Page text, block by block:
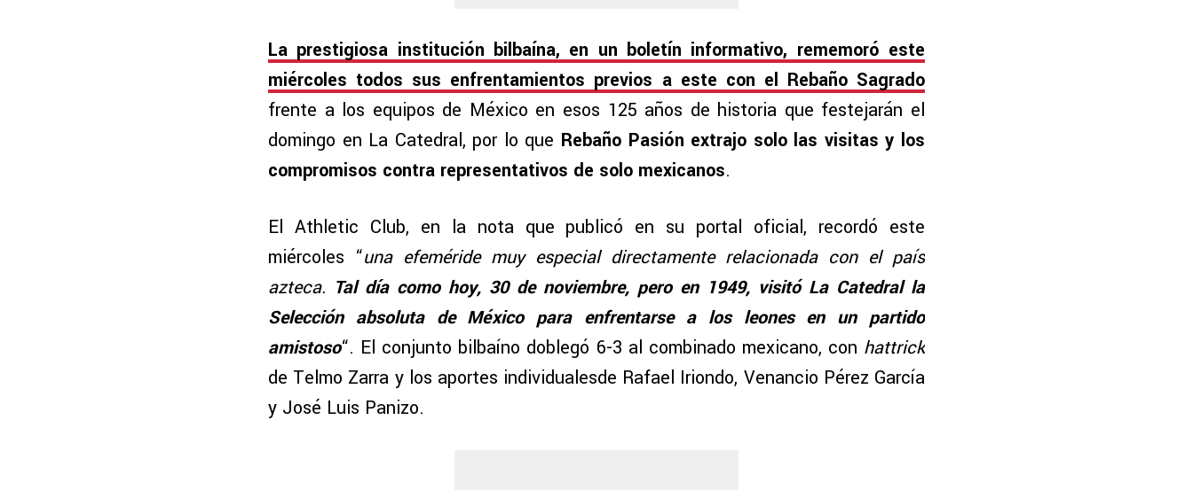
La prestigiosa institución bilbaína, en un boletín informativo, rememoró este
miércoles todos sus enfrentamientos previos a este con el Rebaño Sagrado
frente a los equipos de México en esos 125 años de historia que festejarán el
domingo en La Catedral, por lo que Rebaño Pasión extrajo solo las visitas y los
compromisos contra representativos de solo mexicanos.
El Athletic Club, en la nota que publicó en su portal oficial, recordó este
miércoles “una efeméride muy especial directamente relacionada con el país
azteca. Tal día como hoy, 30 de noviembre, pero en 1949, visitó La Catedral la
Selección absoluta de México para enfrentarse a los leones en un partido
amistoso“. El conjunto bilbaíno doblegó 6-3 al combinado mexicano, con hattrick
de Telmo Zarra y los aportes individualesde Rafael Iriondo, Venancio Pérez García
y José Luis Panizo.